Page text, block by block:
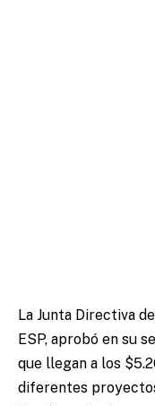
La Junta Directiva
ESP, aprobó en su
que llegan a los
diferentes